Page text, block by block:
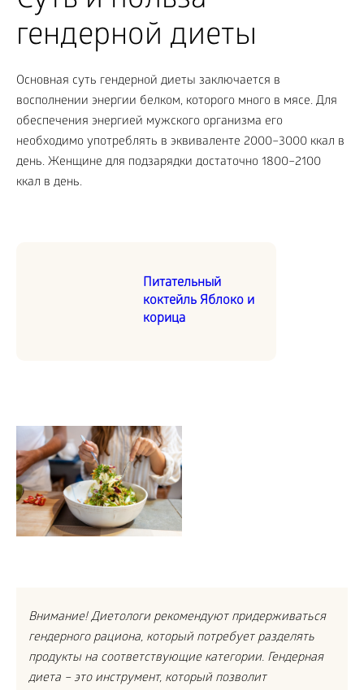
гендерной диеты
Основная суть гендерной диеты заключается в
восполнении энергии белком, которого много в мясе. Для
обеспечения энергией мужского организма его
необходимо употреблять в эквиваленте 2000–3000 ккал в
день. Женщине для подзарядки достаточно 1800–2100
ккал в день.
Питательный
коктейль Яблоко и
корица
Внимание! Диетологи рекомендуют придерживаться
гендерного рациона, который потребует разделять
продукты на соответствующие категории. Гендерная
диета – это инструмент, который позволит